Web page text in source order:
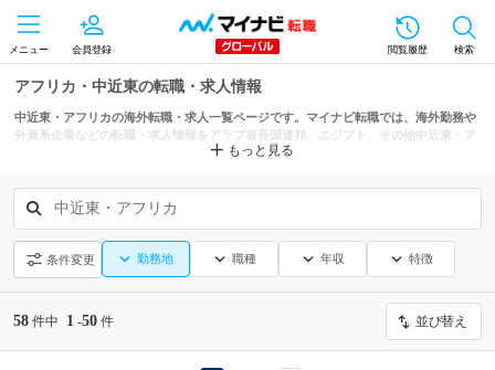
メニュー 会員登録 閲覧履歴 検索
アフリカ・中近東の転職・求人情報
中近東・アフリカの海外転職・求人一覧ページです。マイナビ転職では、海外勤務や
外資系企業などの転職・求人情報をアラブ首長国連邦、エジプト、その他中近東・ア
もっと見る
中近東・アフリカ
条件変更 勤務地 職種 年収 特徴
58 件中 1 -50 件 並び替え